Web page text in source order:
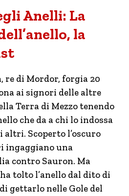
Anelli: La
la
re di Mordor, forgia 20
ai signori delle altre
Terra di Mezzo tenendo
che da a chi lo indossa
altri. Scoperto l’oscuro
ingaggiano una
contro Sauron. Ma
tolto l’anello dal dito di
gettarlo nelle Gole del